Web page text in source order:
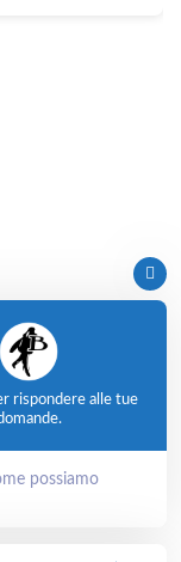
rispondere alle tue
possiamo